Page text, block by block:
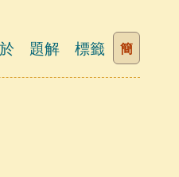
題解 標籤 簡